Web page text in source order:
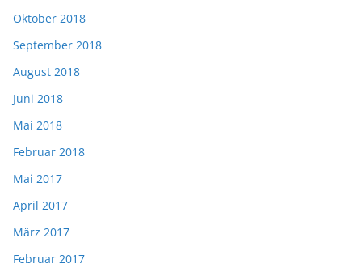
Oktober 2018
September 2018
August 2018
Juni 2018
Mai 2018
Februar 2018
Mai 2017
April 2017
März 2017
Februar 2017